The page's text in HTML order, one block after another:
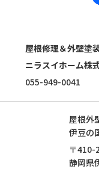
屋根修理＆外壁塗
ニラスイホーム株
055-949-0041
屋根外
伊豆の
〒410-
静岡県